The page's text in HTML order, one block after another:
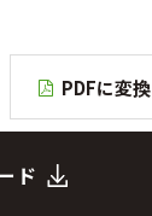
PDFに変換
ド